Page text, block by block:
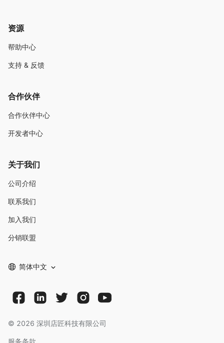
资源
帮助中心
支持 & 反馈
合作伙伴
合作伙伴中心
开发者中心
关于我们
公司介绍
联系我们
加入我们
分销联盟
简体中文
© 2026 深圳店匠科技有限公司
服务条款